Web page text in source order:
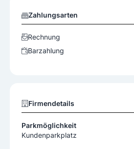
Zahlungsarten
Rechnung
Barzahlung
Firmendetails
Parkmöglichkeit
Kundenparkplatz